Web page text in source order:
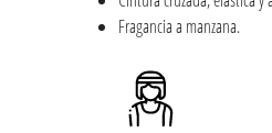
Fragancia a manzana.